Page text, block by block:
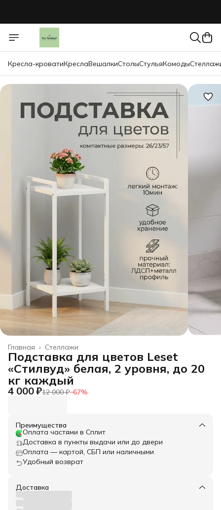
Кресла-кроватиКреслаВешалкиСтолыСтульяКомоды
Стеллажи
Главная ›
Подставка для цветов Leset
«Стилвуд» белая, 2 уровня, до 20
кг каждый
4 000 ₽12 000 ₽−67%
Преимущества
Оплата частями в Сплит
Доставка в пункты выдачи или до двери
Оплата — картой, СБП или наличными
Удобный возврат
Доставка